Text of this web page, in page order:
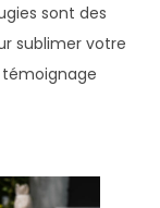
sont des
sublimer votre